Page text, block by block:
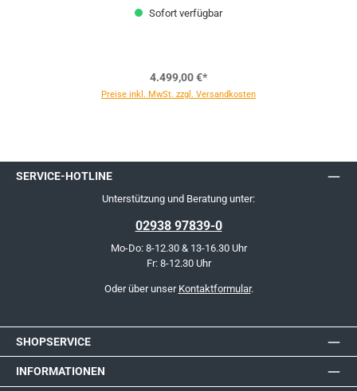
Sofort verfügbar
4.499,00 €*
Preise inkl. MwSt. zzgl. Versandkosten
SERVICE-HOTLINE
Unterstützung und Beratung unter:
02938 97839-0
Mo-Do: 8-12.30 & 13-16.30 Uhr
Fr: 8-12.30 Uhr
Oder über unser Kontaktformular.
SHOPSERVICE
INFORMATIONEN